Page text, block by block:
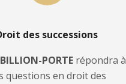
des successions
BILLION-PORTE répondra à
questions en droit des